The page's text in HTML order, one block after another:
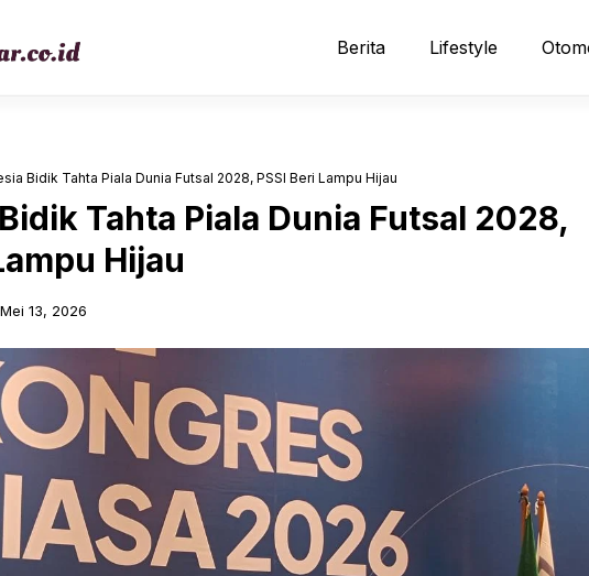
Berita Lifestyle
Bidik Tahta Piala Dunia Futsal 2028, PSSI Beri Lampu Hijau
Tahta Piala Dunia Futsal 2028,
Hijau
Mei 13, 2026